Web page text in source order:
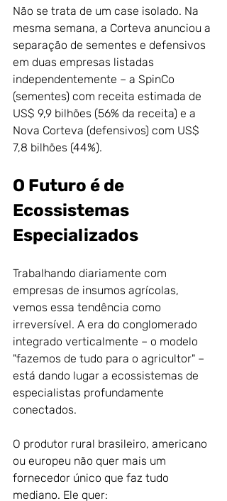
Não se trata de um case isolado. Na
mesma semana, a Corteva anunciou a
separação de sementes e defensivos
em duas empresas listadas
independentemente – a SpinCo
(sementes) com receita estimada de
US$ 9,9 bilhões (56% da receita) e a
Nova Corteva (defensivos) com US$
7,8 bilhões (44%).
O Futuro é de
Ecossistemas
Especializados
Trabalhando diariamente com
empresas de insumos agrícolas,
vemos essa tendência como
irreversível. A era do conglomerado
integrado verticalmente – o modelo
"fazemos de tudo para o agricultor" –
está dando lugar a ecossistemas de
especialistas profundamente
conectados.
O produtor rural brasileiro, americano
ou europeu não quer mais um
fornecedor único que faz tudo
mediano. Ele quer: